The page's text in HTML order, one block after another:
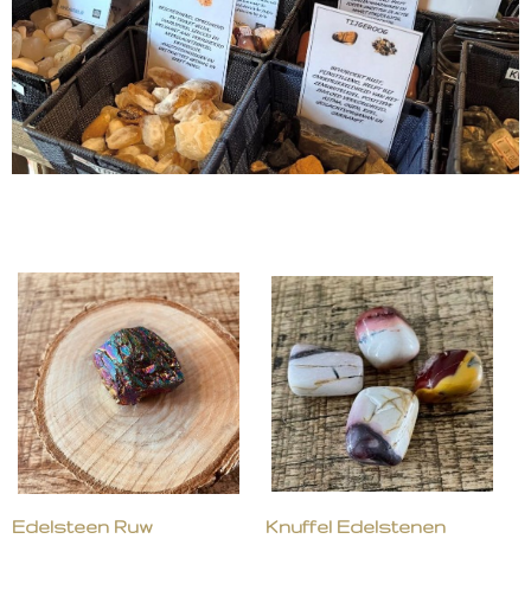
Edelsteen Ruw Knuffel Edelstenen